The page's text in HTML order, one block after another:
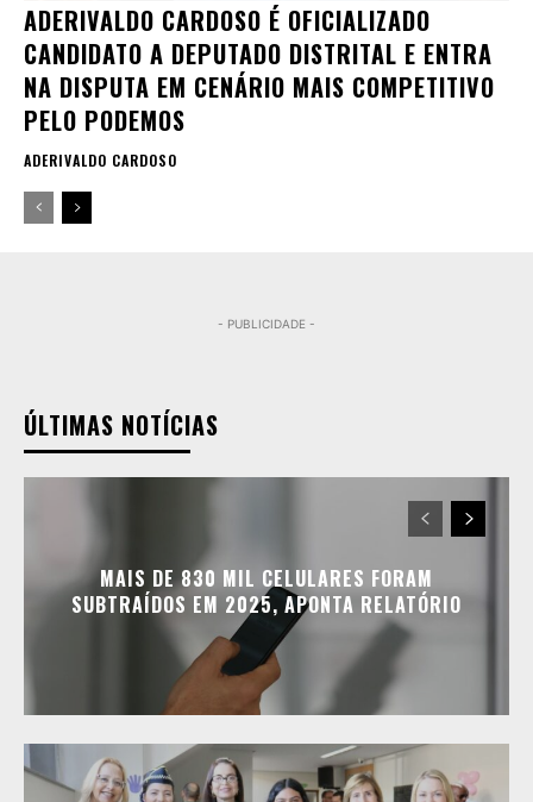
ADERIVALDO CARDOSO É OFICIALIZADO
CANDIDATO A DEPUTADO DISTRITAL E ENTRA
NA DISPUTA EM CENÁRIO MAIS COMPETITIVO
PELO PODEMOS
ADERIVALDO CARDOSO
- PUBLICIDADE -
ÚLTIMAS NOTÍCIAS
MAIS DE 830 MIL CELULARES FORAM
SUBTRAÍDOS EM 2025, APONTA RELATÓRIO